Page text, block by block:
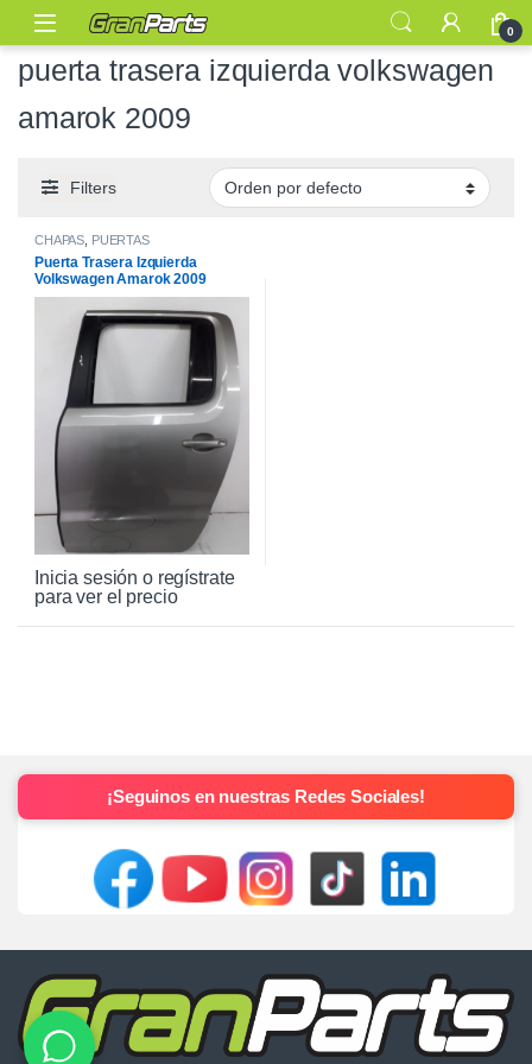
0
puerta trasera izquierda volkswagen
amarok 2009
Filters
CHAPAS PUERTAS
Puerta Trasera Izquierda
Volkswagen Amarok 2009
Inicia sesión o regístrate
para ver el precio
¡Seguinos en nuestras Redes Sociales!